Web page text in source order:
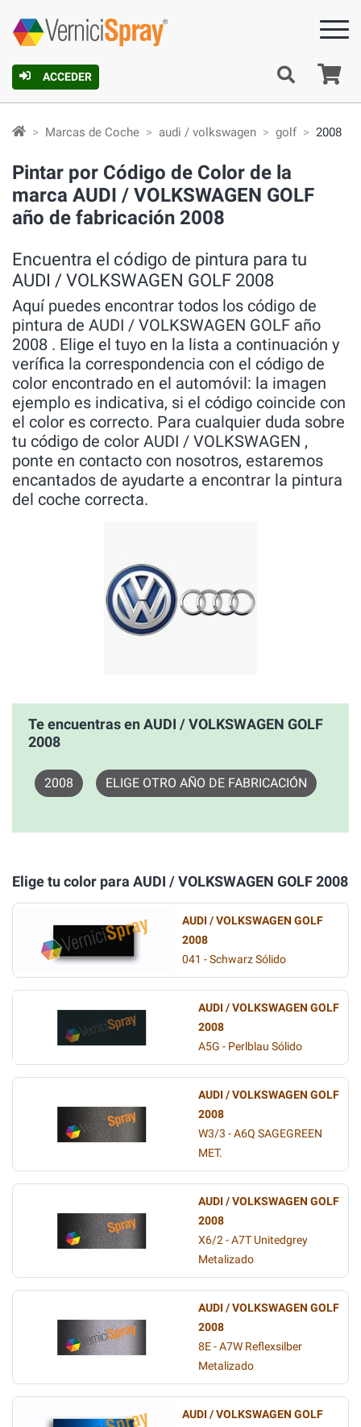
ACCEDER
Marcas de Coche audi / volkswagen golf 2008
Pintar por Código de Color de la
marca AUDI / VOLKSWAGEN GOLF
año de fabricación 2008
Encuentra el código de pintura para tu
AUDI / VOLKSWAGEN GOLF 2008
Aquí puedes encontrar todos los código de
pintura de AUDI / VOLKSWAGEN GOLF año
2008 . Elige el tuyo en la lista a continuación y
verífica la correspondencia con el código de
color encontrado en el automóvil: la imagen
ejemplo es indicativa, si el código coincide con
el color es correcto. Para cualquier duda sobre
tu código de color AUDI / VOLKSWAGEN ,
ponte en contacto con nosotros, estaremos
encantados de ayudarte a encontrar la pintura
del coche correcta.
Te encuentras en AUDI / VOLKSWAGEN GOLF
2008
2008 ELIGE OTRO AÑO DE FABRICACIÓN
Elige tu color para AUDI / VOLKSWAGEN GOLF 2008
AUDI / VOLKSWAGEN GOLF
2008
041 - Schwarz Sólido
AUDI / VOLKSWAGEN GOLF
2008
A5G - Perlblau Sólido
AUDI / VOLKSWAGEN GOLF
2008
W3/3 - A6Q SAGEGREEN
MET.
AUDI / VOLKSWAGEN GOLF
2008
X6/2 - A7T Unitedgrey
Metalizado
AUDI / VOLKSWAGEN GOLF
2008
8E - A7W Reflexsilber
Metalizado
AUDI / VOLKSWAGEN GOLF